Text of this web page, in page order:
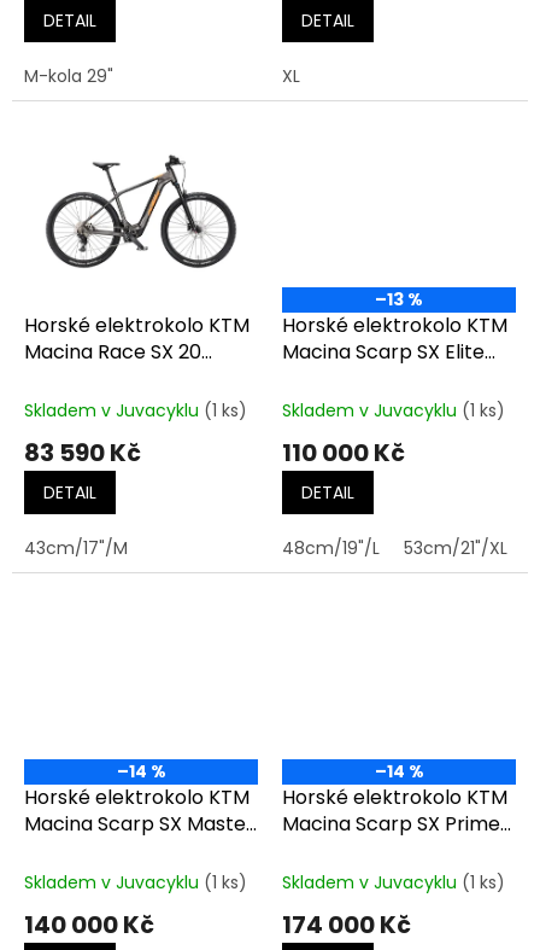
DETAIL
M-kola 29"
DETAIL
XL
Horské elektrokolo KTM
Macina Race SX 20
(FRESH ORANGE)
Skladem v Juvacyklu (1 ks)
83 590 Kč
DETAIL
43cm/17"/M
–13 %
Horské elektrokolo KTM
Macina Scarp SX Elite
ORANGE)
Skladem v Juvacyklu (1 ks)
110 000 Kč
DETAIL
48cm/19"/L 53cm/21"/XL
–14 %
Horské elektrokolo KTM
Macina Scarp SX Master
(DARK ORANGE)
Skladem v Juvacyklu (1 ks)
140 000 Kč
–14 %
Horské elektrokolo KTM
Macina Scarp SX Prime
(BLK+GOLD)
Skladem v Juvacyklu (1 ks)
174 000 Kč